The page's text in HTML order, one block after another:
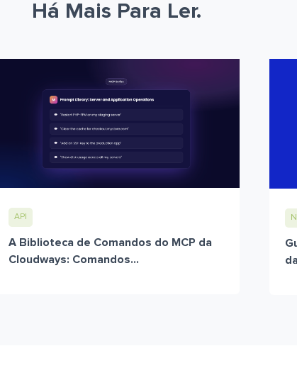
Há Mais Para Ler.
API
A Biblioteca de Comandos do MCP da
Cloudways: Comandos...